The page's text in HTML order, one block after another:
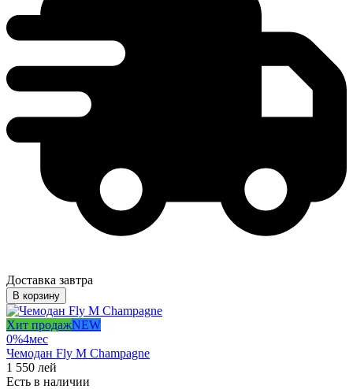
Доставка завтра
В корзину
Хит продажNEW
0%4мес
Чемодан Fly M Champagne
1 550 лей
Есть в наличии